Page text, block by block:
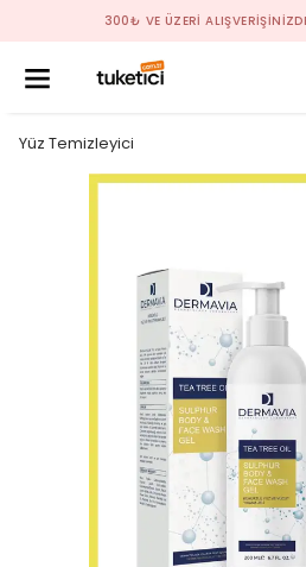
300₺ VE ÜZERİ
Yüz Temizleyici